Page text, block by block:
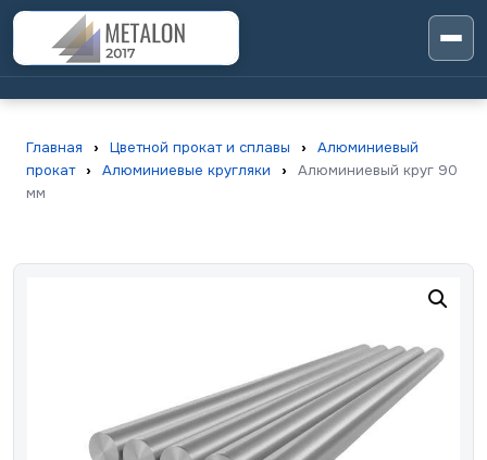
Главная › Цветной прокат и сплавы ›
Алюминиевый
прокат › Алюминиевые кругляки ›
Алюминиевый круг 90
мм